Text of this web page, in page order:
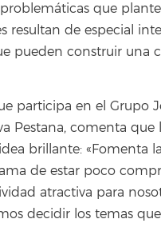
que
resultan de especial
pueden construir
participa en el Grupo
Pestana, comenta
brillante: «Fomenta
de estar poco
atractiva para
decidir los temas